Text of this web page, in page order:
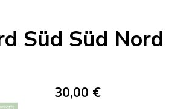
Süd Süd Nord
30,00 €